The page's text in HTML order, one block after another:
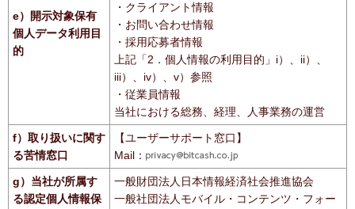
e）開示対象保有
個人データ利用目
的
・クライアント情報
・お問い合わせ情報
・採用応募者情報
上記「2．個人情報の利用目的」i）、ii）、
iii）、iv）、v）参照
・従業員情報
当社における総務、経理、人事業務の運営
f）取り扱いに関す
る苦情窓口
【ユーザーサポート窓口】
Mail：
g）当社が所属す
る認定個人情報保
一般財団法人日本情報経済社会推進協会
一般社団法人モバイル・コンテンツ・フォー